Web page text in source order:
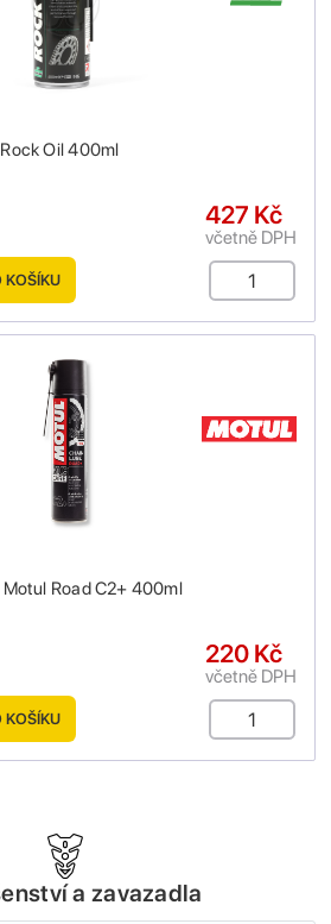
Oil 400ml
427 Kč
včetně DPH
KOŠÍKU
Road C2+ 400ml
220 Kč
včetně DPH
KOŠÍKU
a zavazadla